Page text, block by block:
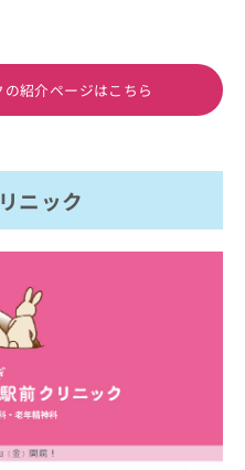
紹介ページはこちら
ニック